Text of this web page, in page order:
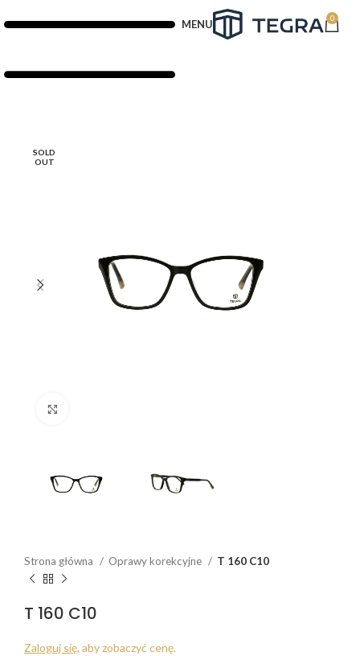
MENU 0
SOLD
OUT
Strona główna Oprawy korekcyjne T 160 C10
T 160 C10
Zaloguj się, aby zobaczyć cenę.